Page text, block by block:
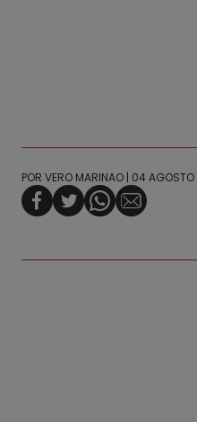
POR VERO MARINAO | 04